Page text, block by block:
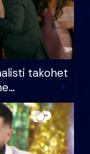
takohet
ndonjë letër